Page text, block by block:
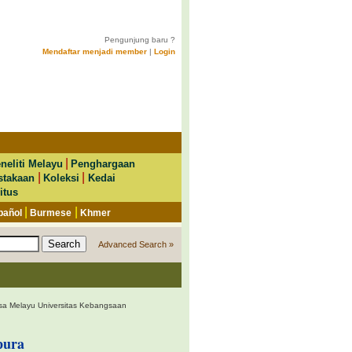
Pengunjung baru ?
Mendaftar menjadi member | Login
Melayu |Penghargaan
Koleksi
Kedai
|Burmese Khmer
Advanced Search »
Melayu Universitas Kebangsaan